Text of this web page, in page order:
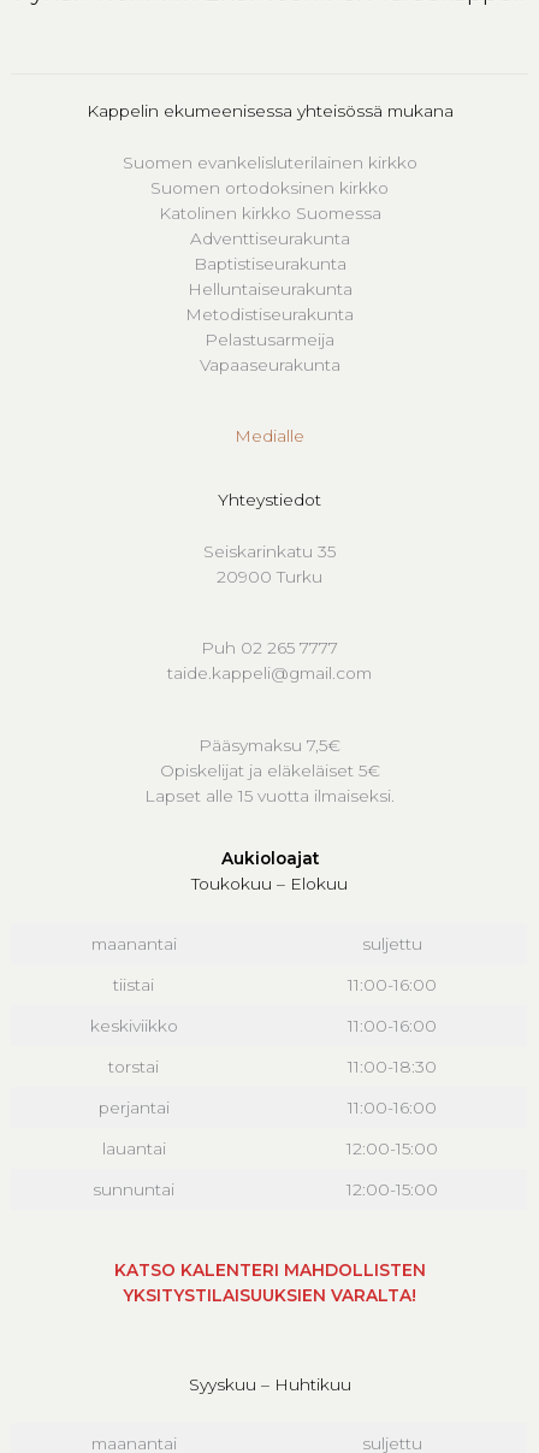
Kappelin ekumeenisessa yhteisössä mukana
Suomen evankelisluterilainen kirkko
Suomen ortodoksinen kirkko
Katolinen kirkko Suomessa
Adventtiseurakunta
Baptistiseurakunta
Helluntaiseurakunta
Metodistiseurakunta
Pelastusarmeija
Vapaaseurakunta
Medialle
Yhteystiedot
Seiskarinkatu 35
20900 Turku
Puh 02 265 7777
taide.kappeli@gmail.com
Pääsymaksu 7,5€
Opiskelijat ja eläkeläiset 5€
Lapset alle 15 vuotta ilmaiseksi.
Aukioloajat
Toukokuu – Elokuu
maanantai suljettu
tiistai 11:00-16:00
keskiviikko 11:00-16:00
torstai 11:00-18:30
perjantai 11:00-16:00
lauantai 12:00-15:00
sunnuntai 12:00-15:00
KATSO KALENTERI MAHDOLLISTEN
YKSITYSTILAISUUKSIEN VARALTA!
Syyskuu – Huhtikuu
maanantai suljettu